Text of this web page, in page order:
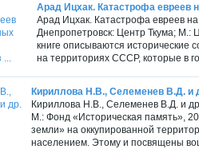
Арад Ицхак. Катастрофа евреев
Арад Ицхак. Катастрофа евреев
Днепропетровск: Центр Ткума; М.:
книге описываются исторические
на территориях СССР, которые в
Кириллова Н.В., Селеменев В.Д. и
Кириллова Н.В., Селеменев В.Д. и
М.: Фонд «Историческая память»,
земли» на оккупированной
населением. Этому и посвящены